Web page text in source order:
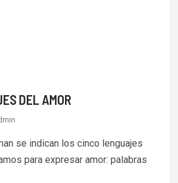
DEL AMOR
se indican los cinco lenguajes
para expresar amor: palabras